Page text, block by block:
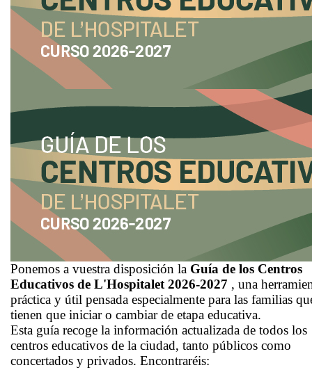
Ponemos a vuestra disposición la Guía de los Centros
Educativos de L'Hospitalet 2026-2027 , una
práctica y útil pensada especialmente para las familias
tienen que iniciar o cambiar de etapa educativa.
Esta guía recoge la información actualizada de todos los
centros educativos de la ciudad, tanto públicos como
concertados y privados. Encontraréis: